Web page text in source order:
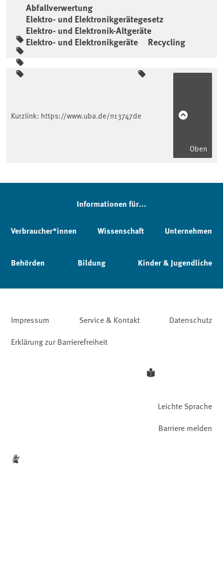
Abfallverwertung
Elektro- und Elektronikgerätegesetz
Elektro- und Elektronik-Altgeräte
Elektro- und Elektronikgeräte
Recycling
Seitenleiste
Kurzlink: https://www.uba.de/n13747de
Oben
Informationen für...
Verbraucher*innen Wissenschaft Unternehmen
Behörden Bildung Kinder & Jugendliche
Impressum Service & Kontakt
Datenschutz
Erklärung zur Barrierefreiheit
Leichte Sprache
Barriere melden